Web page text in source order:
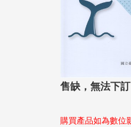
售缺，無法下訂
購買產品如為數位